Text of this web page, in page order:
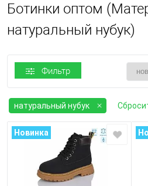
Ботинки оптом
натуральный нубук)
Фильтр
натуральный нубук
Новинка